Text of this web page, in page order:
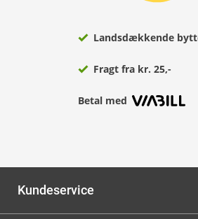
Landsdækkende
Fragt fra kr. 25,-
Betal med
Kundeservice